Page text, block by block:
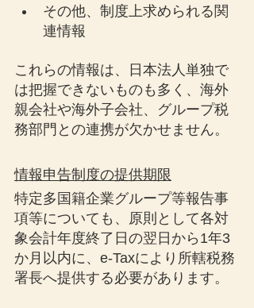
その他、制度上求められる関
連情報
これらの情報は、日本法人単独で
は把握できないものも多く、海外
親会社や海外子会社、グループ税
務部門との連携が欠かせません。
情報申告制度の提供期限
特定多国籍企業グループ等報告事
項等についても、原則として各対
象会計年度終了日の翌日から1年3
か月以内に、e-Taxにより所轄税務
署長へ提供する必要があります。